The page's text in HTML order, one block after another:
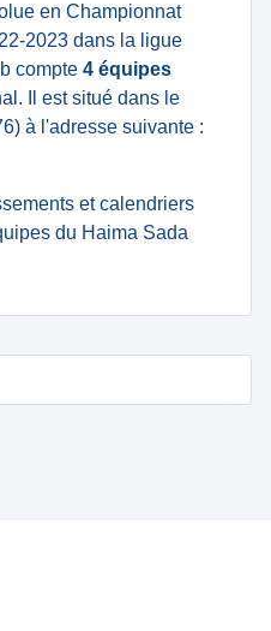
en Championnat
2023 dans la ligue
compte 4 équipes
Il est situé dans le
à l'adresse suivante :
et calendriers
du Haima Sada